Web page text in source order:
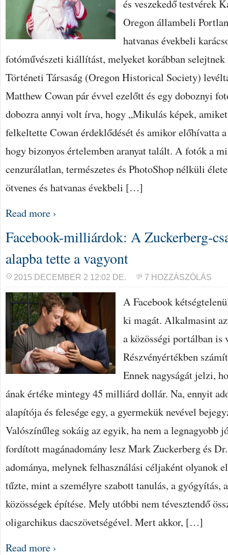
és veszekedő testvérek
Oregon állambeli
hatvanas évekbeli
fotóművészeti kiállítást, melyeket korábban
Történeti Társaság (Oregon Historical Society)
Matthew Cowan pár évvel ezelőtt és egy doboznyi
dobozra annyi volt írva, hogy „Mikulás képek,
felkeltette Cowan érdeklődését és amikor előhívatta
hogy bizonyos értelemben aranyat talált. A fotók a
cenzurálatlan, természetes és PhotoShop nélküli
ötvenes és hatvanas évekbeli […]
Read more ›
Facebook-milliárdok: A Zuckerberg-
alapba tette a vagyont
2015 DECEMBER 2 12:02 DE. 7 HOZZÁSZÓLÁS
A Facebook
ki magát. Alkalmasint
a közösségi portálban is
Részvényértékben
Ennek nagyságát jelzi,
ának értéke mintegy 45 milliárd dollár. Na, ennyit
alapítója és felesége egy, a gyermekük nevével
Valószínűleg sokáig az egyik, ha nem a legnagyobb
fordított magánadomány lesz Mark Zuckerberg és
adománya, melynek felhasználási céljaként olyanok
tűzte, mint a személyre szabott tanulás, a gyógyítás,
közösségek építése. Mely utóbbi nem tévesztendő
oligarchikus dacszövetségével. Mert akkor, […]
Read more ›